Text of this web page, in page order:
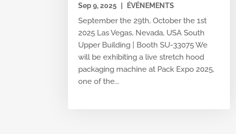
Sep 9, 2025 ÉVÉNEMENTS
September the 29th, October the 1st
2025 Las Vegas, Nevada, USA South
Upper Building | Booth SU-33075 We
will be exhibiting a live stretch hood
packaging machine at Pack Expo 2025,
one of the...